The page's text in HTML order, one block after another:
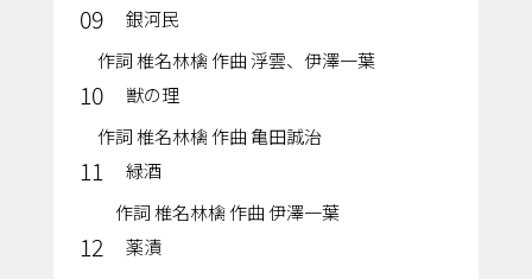
09
銀河民
作詞 椎名林檎 作曲 浮雲、伊澤一葉
10
獣の理
作詞 椎名林檎 作曲 亀田誠治
11
緑酒
作詞 椎名林檎 作曲 伊澤一葉
12
薬漬